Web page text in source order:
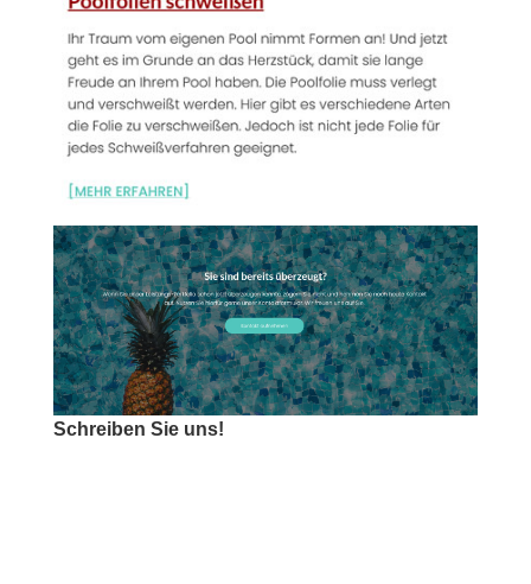
Schreiben Sie uns!